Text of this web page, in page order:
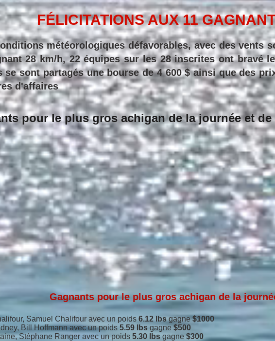
FÉLICITATIONS AUX 11
météorologiques défavorables, avec des vents
28 km/h, 22 équipes sur les 28 inscrites ont bravé
se sont partagés une bourse de 4 600 $ ainsi que des
d'affaires
pour le plus gros achigan de la journée et
Gagnants pour le plus gros achigan de la
Samuel Chalifour avec un poids 6.12 lbs gagne$1000
Bill Hoffmann avec un poids 5.59 lbs gagne$500
Stéphane Ranger avec un poids 5.30 lbs gagne $300